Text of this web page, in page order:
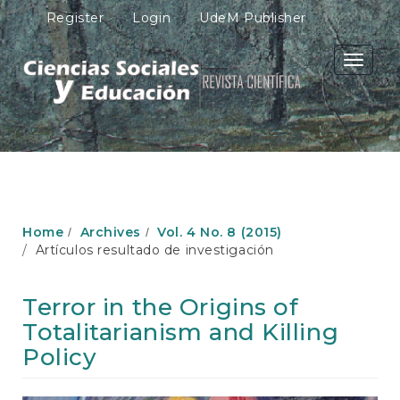
M
a
i
n
N
a
v
i
g
n
M
n
C
o
n
Register Login UdeM Publisher
Toggle
Home Archives
Vol. 4 No. 8 (2015)
Artículos resultado de investigación
Terror in the Origins of
Totalitarianism and Killing
Policy